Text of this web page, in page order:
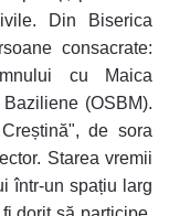
Din Biserica
consacrate:
cu Maica
(OSBM).
de sora
Starea vremii
într-un spațiu larg